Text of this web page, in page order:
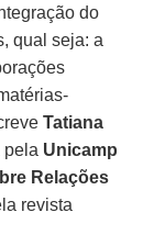
do
qual seja: a
Tatiana
pela Unicamp
Relações
revista